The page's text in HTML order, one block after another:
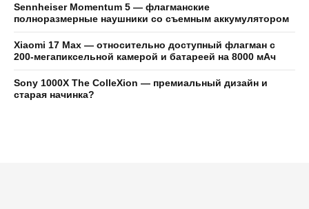
Sennheiser Momentum 5 — флагманские
полноразмерные наушники со съемным аккумулятором
Xiaomi 17 Max — относительно доступный флагман с
200-мегапиксельной камерой и батареей на 8000 мАч
Sony 1000X The ColleXion — премиальный дизайн и
старая начинка?